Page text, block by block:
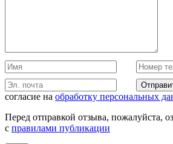
согласие на обработку персональных
Перед отправкой отзыва, пожалуйста,
с правилами публикации